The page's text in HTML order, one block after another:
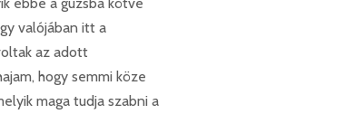
ebbe a gúzsba kötve
valójában itt a
az adott
hogy semmi köze
maga tudja szabni a